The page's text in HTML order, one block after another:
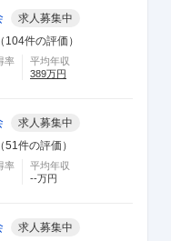
求人募集中
（ 104件の評価）
率
平均年収
389万円
求人募集中
（51件の評価）
率
平均年収
--万円
求人募集中